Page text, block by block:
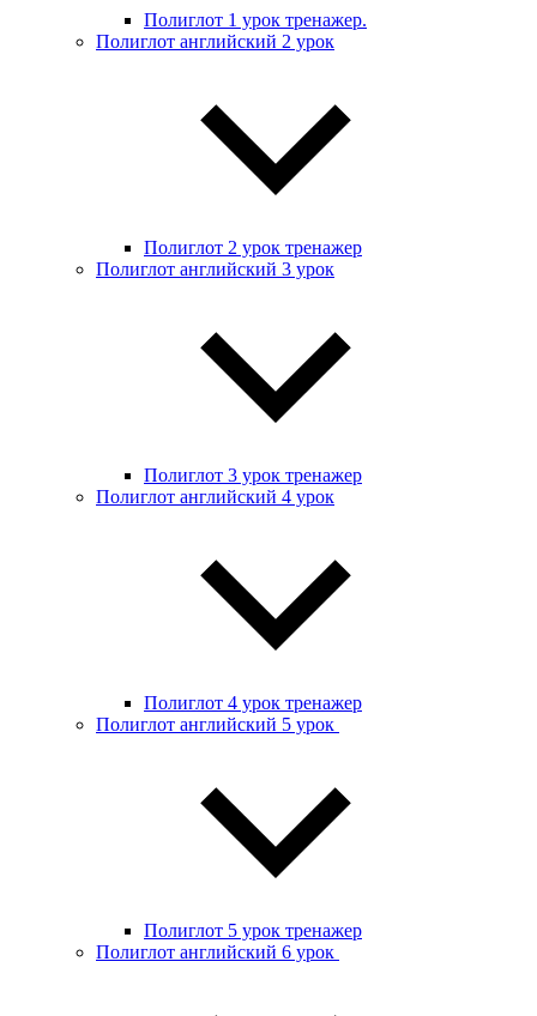
Полиглот 1 урок тренажер.
Полиглот английский 2 урок
Полиглот 2 урок тренажер
Полиглот английский 3 урок
Полиглот 3 урок тренажер
Полиглот английский 4 урок
Полиглот 4 урок тренажер
Полиглот английский 5 урок
Полиглот 5 урок тренажер
Полиглот английский 6 урок